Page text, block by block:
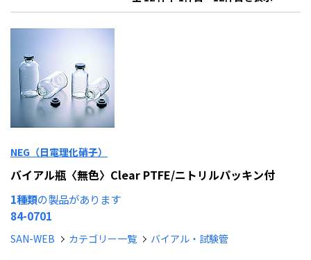
NEG（日電理化硝子）
バイアル瓶〈無色〉Clear PTFE/ニトリルパッキン付
1種類の製品があります
84-0701
SAN-WEB カテゴリー一覧 バイアル・試験管